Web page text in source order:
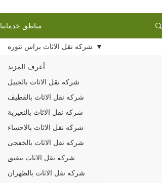
مناطق خدماتنا
أعرف المزيد
شركه نقل الاثاث بالجبيل
شركه نقل الاثاث بالقطيف
شركه نقل الاثاث بالنعيرية
شركه نقل الاثاث بالاحساء
شركه نقل الاثاث بالخفجى
شركه نقل الاثاث ببقيق
شركه نقل الاثاث بالظهران
شركه نقل الاثاث براس تنوره